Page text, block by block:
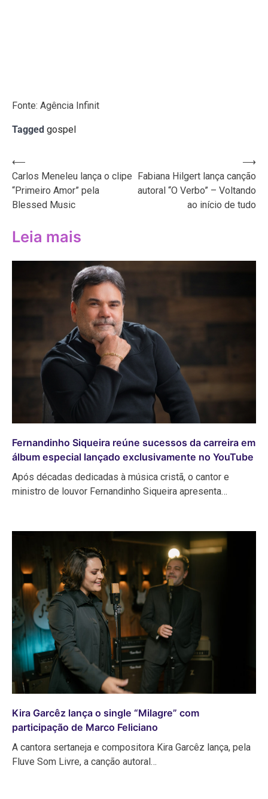
Fonte: Agência Infinit
Tagged gospel
Navegação
de
Post
⟵
Carlos Meneleu lança o clipe
“Primeiro Amor” pela
Blessed Music
Fabiana Hilgert lança canção
autoral “O Verbo” – Voltando
ao início de tudo
⟶
Leia mais
Fernandinho Siqueira reúne sucessos da carreira em
álbum especial lançado exclusivamente no YouTube
Após décadas dedicadas à música cristã, o cantor e
ministro de louvor Fernandinho Siqueira apresenta…
Kira Garcêz lança o single “Milagre” com
participação de Marco Feliciano
A cantora sertaneja e compositora Kira Garcêz lança, pela
Fluve Som Livre, a canção autoral…